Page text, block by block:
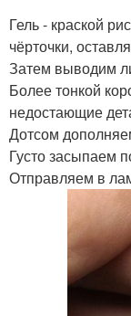
Гель - краской
чёрточки,
Затем выводим
Более тонкой
недостающие
Дотсом
Густо засыпаем
Отправляем в